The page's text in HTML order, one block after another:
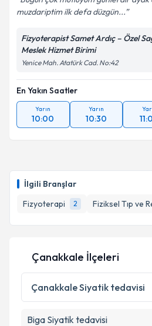
İlgili Branşlar
Fizyoterapi
2 Fiziksel Tıp ve
muzdariptim ilk defa düzgün...
Fizyoterapist Samet Ardıç – Özel
Meslek Hizmet Birimi
Yenice Mah. Atatürk Cad. No:42
En Yakın Saatler
Yarın
10:00
Yarın
10:30
Çanakkale İlçeleri
ÇanakkaleSiyatik tedavisi
Biga Siyatik tedavisi